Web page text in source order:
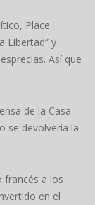
Place
Libertad” y
Así que
de la Casa
se devolvería la
francés a los
en el